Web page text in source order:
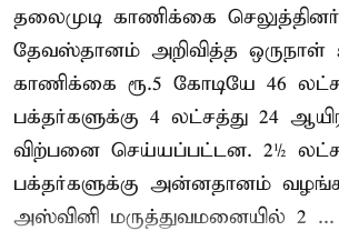
தலைமுடி காணிக்கை
தேவஸ்தானம் அறிவித்த
காணிக்கை ரூ.5 கோடியே 46
பக்தர்களுக்கு 4 லட்சத்து 24
விற்பனை செய்யப்பட்டன. 2½
பக்தர்களுக்கு அன்னதானம்
அஸ்வினி மருத்துவமனையில் 2 ...